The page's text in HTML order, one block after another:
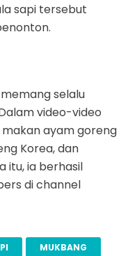
sapi tersebut
selalu
video-video
ayam goreng
Korea, dan
itu, ia berhasil
di channel
MUKBANG